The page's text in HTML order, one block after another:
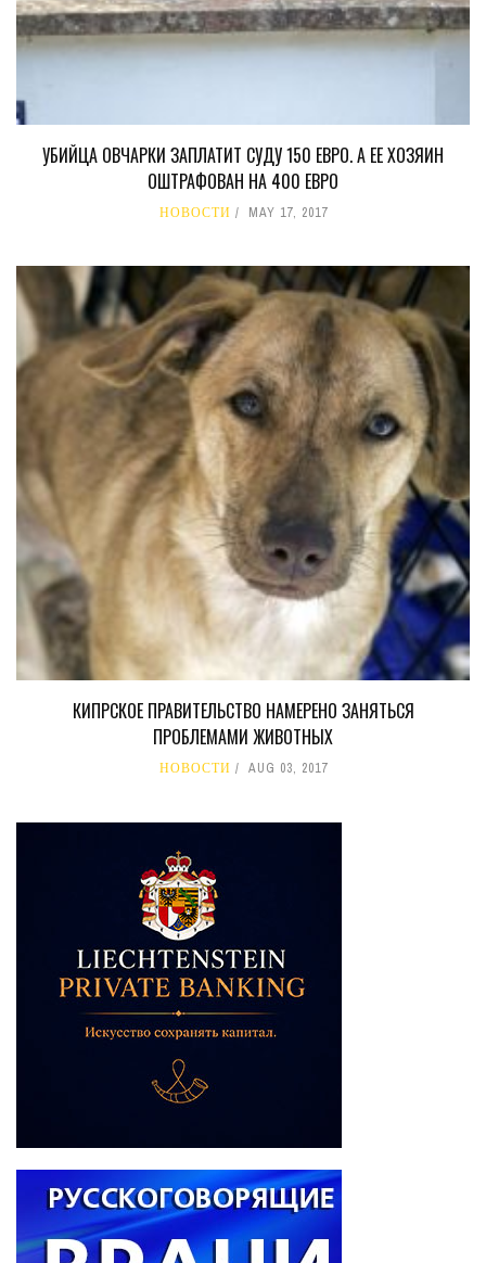
УБИЙЦА ОВЧАРКИ ЗАПЛАТИТ СУДУ 150 ЕВРО. А ЕЕ ХОЗЯИН
ОШТРАФОВАН НА 400 ЕВРО
НОВОСТИ MAY 17, 2017
КИПРСКОЕ ПРАВИТЕЛЬСТВО НАМЕРЕНО ЗАНЯТЬСЯ
ПРОБЛЕМАМИ ЖИВОТНЫХ
НОВОСТИ AUG 03, 2017